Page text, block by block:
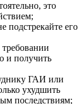
это
подстрекайте его
и получить
ГАИ или
ухудшить
последствиям;